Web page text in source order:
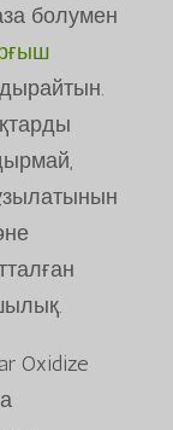
болумен
Oxidize